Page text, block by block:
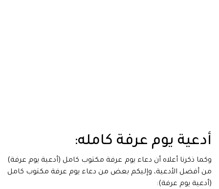
أدعية يوم عرفة كامله:
وكما ذكرنا أعلاه أن دعاء يوم عرفة مكتوب كامل (أدعية يوم عرفة)
من أفضل الأدعية، وإليكم بعض من دعاء يوم عرفة مكتوب كامل
(أدعية يوم عرفة):